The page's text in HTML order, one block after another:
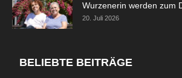
Wurzenerin werden zum
20. Juli 2026
BELIEBTE BEITRÄGE